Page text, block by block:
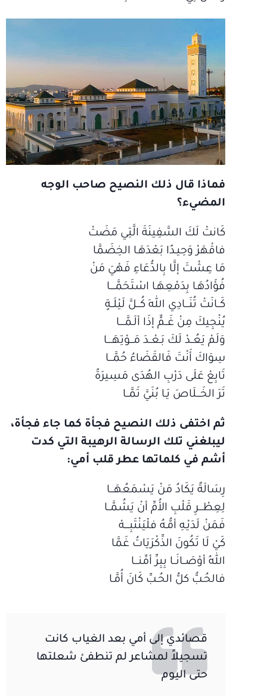
فماذا قال ذلك النصيح صاحب الوجه
المضيء؟
كَانتْ لَكَ السَّفِينَةَ الَّتِي مَضَتْ
فاقْهَرْ وَحِيـدًا بَعْدَهَـا الخِضَمَّا
مَا عِشْتَ إلَّا بِالدُّعَاءِ فَهْيَ مَنْ
فُؤَادُهَـا بِدَمْعِهَـا اسْتَحَمَّــــا
كَــانَتْ تُنَـــادِي اللهَ كُـــلَّ لَيْلَــةٍ
يُنْجِيكَ مِنْ غَــمٍّ إذَا ألَـمَّــــا
وَلَمْ يَعُــدْ لَكَ بَـعْــدَ مَـــوْتِهَــــا
سِوَاكَ أَنْتَ فَالقَضَاءُ حُمَّـــا
تَابِعْ عَلَى دَرْبِ الهُدَى مَسِيرَةً
تَرَ الخَـــلَاصَ يَـا بُنَيَّ تَمَّــا
ثم اختفى ذلك النصيح فجأة كما جاء فجأة،
ليبلغني تلك الرسالة الرهيبة التي كدت
أشم في كلماتها عطر قلب أمي:
رِسَالَةٌ يَكَادُ مَنْ يَسْمَعُهَـــا
لِعِطْـــرِ قَلْبِ الأُمِّ أنْ يَشُمَّــا
فَمَنْ لَدَيْـهِ أمُّـهُ فلْيَنْتَبِــــهْ
كَيْ لَا تَكُونَ الذِّكْرَيَاتُ غَمَّا
اللهُ أوْصَــانَــا بِبِرِّ أمِّنـــا
فالحُـبُّ كلُّ الحُـبِّ كَانَ أُمَّـا
قصائدي إلى أمي بعد الغياب كانت
تسجيلاً لمشاعر لم تنطفئ شعلتها
حتى اليوم